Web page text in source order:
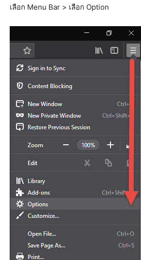
เลือก Menu Bar > เลือก Option